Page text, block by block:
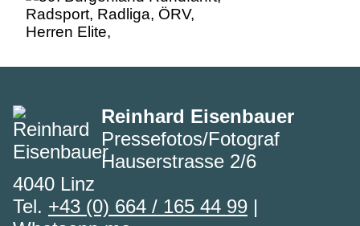
Reinhard Eisenbauer
Pressefotos/Fotograf
Hauserstrasse 2/6
4040 Linz
Tel. +43 (0) 664 / 165 44 99 |